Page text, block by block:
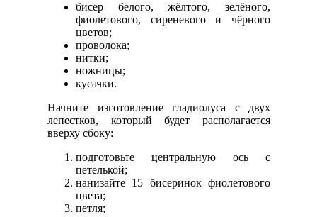
бисер белого, жёлтого, зелёного,
фиолетового, сиреневого и чёрного
цветов;
проволока;
нитки;
ножницы;
кусачки.
Начните изготовление гладиолуса с двух
лепестков, который будет располагается
вверху сбоку:
подготовьте центральную ось с
петелькой;
нанизайте 15 бисеринок фиолетового
цвета;
петля;